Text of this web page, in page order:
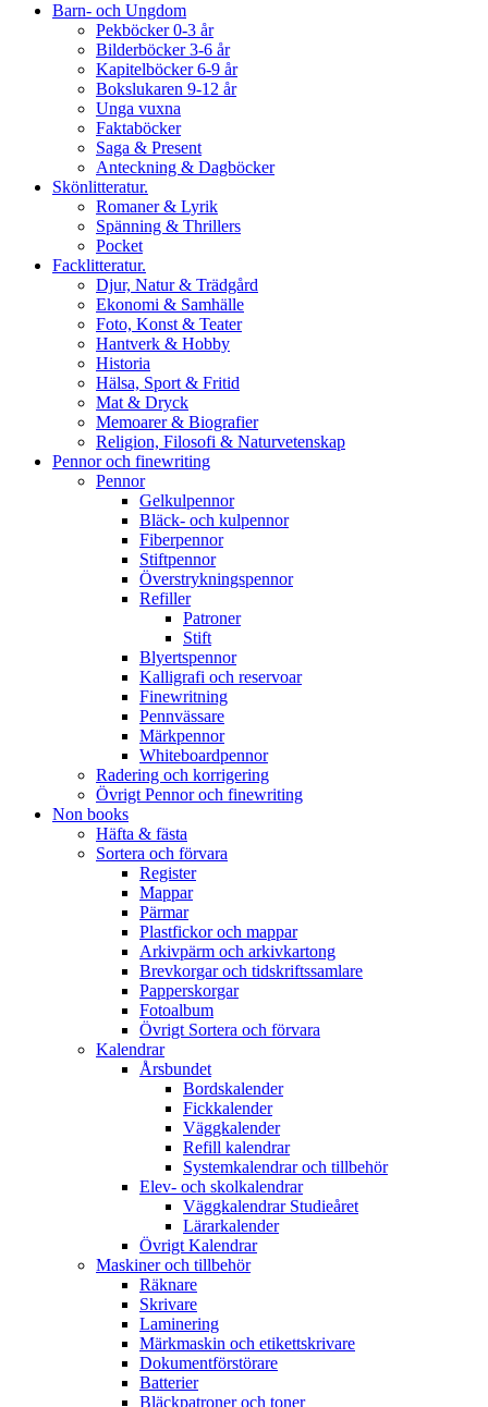
Barn- och Ungdom
Pekböcker 0-3 år
Bilderböcker 3-6 år
Kapitelböcker 6-9 år
Bokslukaren 9-12 år
Unga vuxna
Faktaböcker
Saga & Present
Anteckning & Dagböcker
Skönlitteratur.
Romaner & Lyrik
Spänning & Thrillers
Pocket
Facklitteratur.
Djur, Natur & Trädgård
Ekonomi & Samhälle
Foto, Konst & Teater
Hantverk & Hobby
Historia
Hälsa, Sport & Fritid
Mat & Dryck
Memoarer & Biografier
Religion, Filosofi & Naturvetenskap
Pennor och finewriting
Pennor
Gelkulpennor
Bläck- och kulpennor
Fiberpennor
Stiftpennor
Överstrykningspennor
Refiller
Patroner
Stift
Blyertspennor
Kalligrafi och reservoar
Finewritning
Pennvässare
Märkpennor
Whiteboardpennor
Radering och korrigering
Övrigt Pennor och finewriting
Non books
Häfta & fästa
Sortera och förvara
Register
Mappar
Pärmar
Plastfickor och mappar
Arkivpärm och arkivkartong
Brevkorgar och tidskriftssamlare
Papperskorgar
Fotoalbum
Övrigt Sortera och förvara
Kalendrar
Årsbundet
Bordskalender
Fickkalender
Väggkalender
Refill kalendrar
Systemkalendrar och tillbehör
Elev- och skolkalendrar
Väggkalendrar Studieåret
Lärarkalender
Övrigt Kalendrar
Maskiner och tillbehör
Räknare
Skrivare
Laminering
Märkmaskin och etikettskrivare
Dokumentförstörare
Batterier
Bläckpatroner och toner